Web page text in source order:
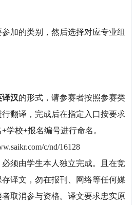
加的类别，然后选择对应专业组
译汉的形式，请参赛者按照参赛类
翻译，完成后在指定入口按要求
学校+报名编号进行命名。
c/nd/16128
须由学生本人独立完成。且在竞
译文，勿在报刊、网络等任何媒
取消参与资格。译文要求忠实原